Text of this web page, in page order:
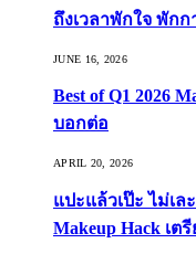
ถึงเวลาพักใจ พัก
JUNE 16, 2026
Best of Q1 2026
บอกต่อ
APRIL 20, 2026
แปะแล้วเป๊ะ ไม่เ
Makeup Hack เต